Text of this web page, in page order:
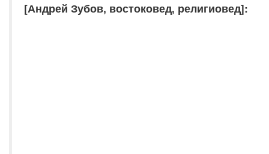
[Андрей Зубов, востоковед, религиовед]: